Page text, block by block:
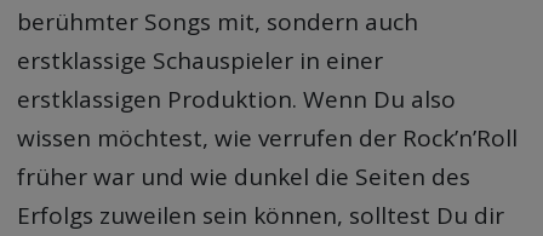
berühmter Songs mit, sondern auch
erstklassige Schauspieler in einer
erstklassigen Produktion. Wenn Du also
wissen möchtest, wie verrufen der Rock’n’Roll
früher war und wie dunkel die Seiten des
Erfolgs zuweilen sein können, solltest Du dir